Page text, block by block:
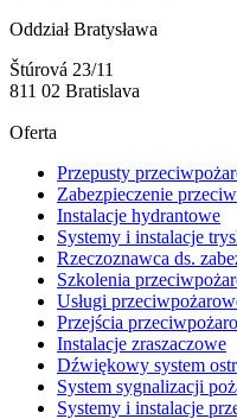
Oddział Bratysława
Štúrová 23/11
811 02 Bratislava
Oferta
Przepusty
Zabezpieczenie
Instalacje hydrantowe
Systemy i instalacje
Rzeczoznawca ds.
Szkolenia
Usługi
Przejścia
Instalacje zraszaczowe
Dźwiękowy system
System sygnalizacji
Systemy i instalacje